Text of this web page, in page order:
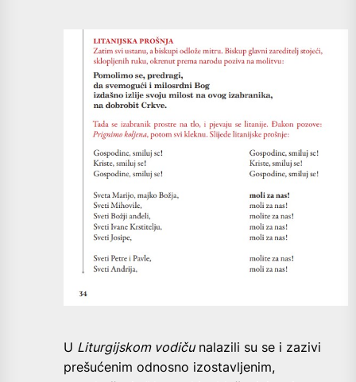
U Liturgijskom vodičunalazili su se i zazivi
prešućenim odnosno izostavljenim,